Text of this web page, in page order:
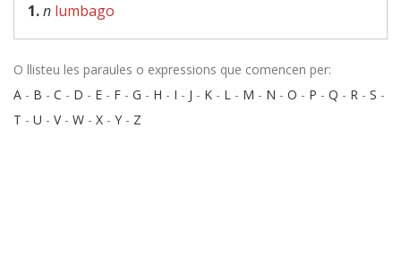
1.n lumbago
O llisteu les paraules o expressions que comencen per:
A - B - C - D - E - F - G - H - I - J - K - L - M - N - O - P - Q - R - S -
T - U - V- W - X - Y - Z